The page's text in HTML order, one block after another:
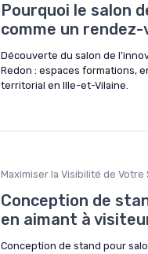
Pourquoi le salon
comme un
Découverte du salon de
Redon : espaces formations,
territorial en Ille-et-Vilaine.
Maximiser la Visibilité de Votre
Conception de
en aimant à
Conception de stand pour